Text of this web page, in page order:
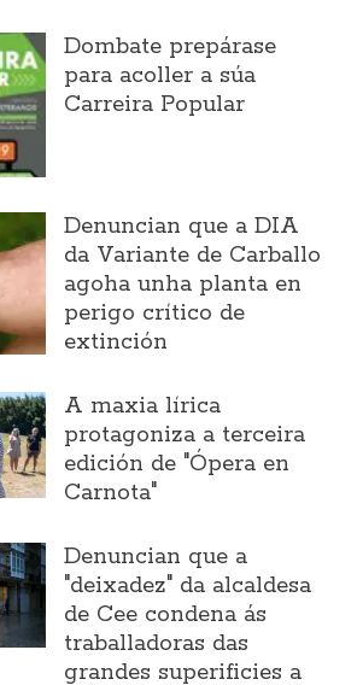
Dombate prepárase
para acoller a súa
Carreira Popular
Denuncian que a DIA
da Variante de Carballo
agoha unha planta en
perigo crítico de
extinción
A maxia lírica
protagoniza a terceira
edición de "Ópera en
Carnota"
Denuncian que a
"deixadez" da alcaldesa
de Cee condena ás
traballadoras das
grandes superificies a